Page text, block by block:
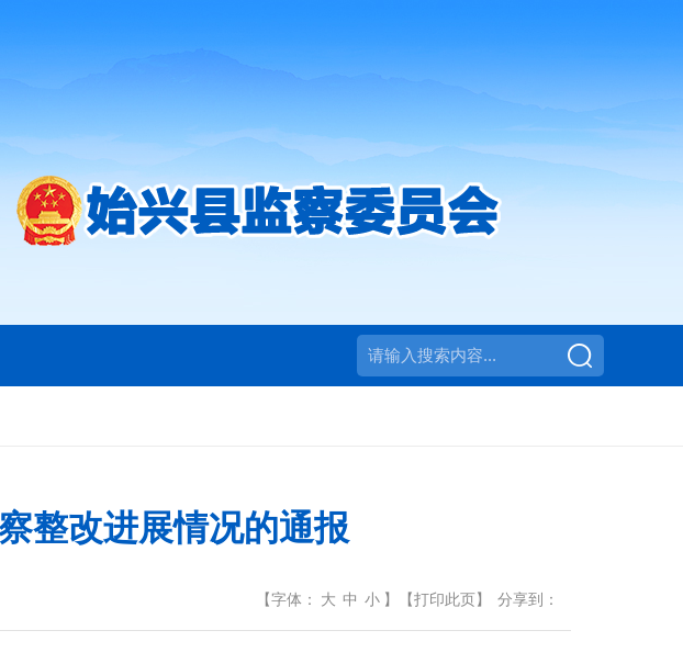
整改进展情况的通报
【字体： 大 中 小 】 【打印此页】 分享到：